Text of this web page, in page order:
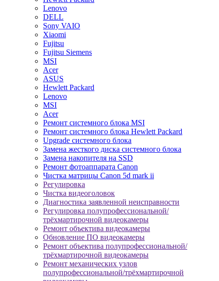
Lenovo
DELL
Sony VAIO
Xiaomi
Fujitsu
Fujitsu Siemens
MSI
Acer
ASUS
Hewlett Packard
Lenovo
MSI
Acer
Ремонт системного блока MSI
Ремонт системного блока Hewlett Packard
Upgrade системного блока
Замена жесткого диска системного блока
Замена накопителя на SSD
Ремонт фотоаппарата Canon
Чистка матрицы Canon 5d mark ii
Регулировка
Чистка видеоголовок
Диагностика заявленной неисправности
Регулировка полупрофессиональной/
трёхмартирочной видеокамеры
Ремонт объектива видеокамеры
Обновление ПО видеокамеры
Ремонт объектива полупрофессиональной/
трёхмартирочной видеокамеры
Ремонт механических узлов
полупрофессиональной/трёхмартирочной